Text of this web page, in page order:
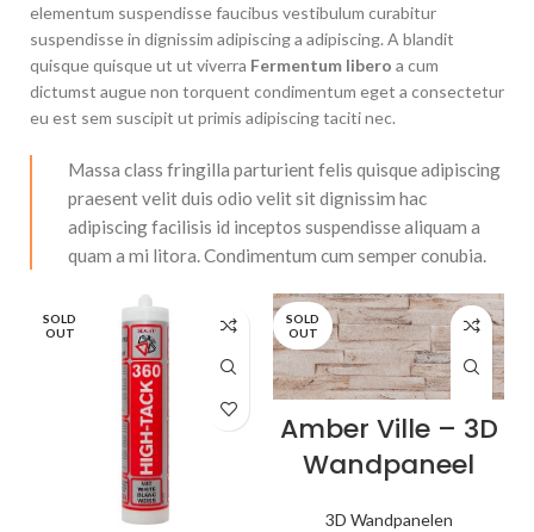
elementum suspendisse faucibus vestibulum curabitur
suspendisse in dignissim adipiscing a adipiscing. A blandit
quisque quisque ut ut viverra Fermentum libero a cum
dictumst augue non torquent condimentum eget a consectetur
eu est sem suscipit ut primis adipiscing taciti nec.
Massa class fringilla parturient felis quisque adipiscing
praesent velit duis odio velit sit dignissim hac
adipiscing facilisis id inceptos suspendisse aliquam a
quam a mi litora. Condimentum cum semper conubia.
SOLD
OUT
SOLD
OUT
Amber Ville – 3D
Wandpaneel
3D Wandpanelen